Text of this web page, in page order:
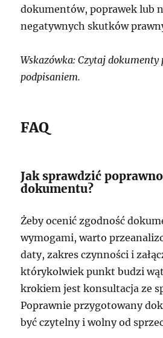
dokumentów, poprawek lub
negatywnych skutków
Wskazówka: Czytaj dokumenty
podpisaniem.
FAQ
Jak sprawdzić
dokumentu?
Żeby ocenić zgodność
wymogami, warto
daty, zakres czynności i
którykolwiek punkt budzi
krokiem jest konsultacja ze
Poprawnie przygotowany
być czytelny i wolny od